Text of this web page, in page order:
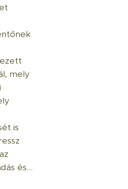
mely
is
és...